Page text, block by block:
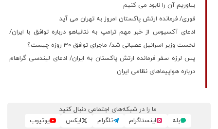
بیاوریم آن را نابود می کنیم
فوری/ فرمانده ارتش پاکستان امروز به تهران می آید
ادعای آکسیوس از خبر مهم ترامپ به نتانیاهو درباره توافق با ایران/
نخست وزیر اسرائیل عصبانی شد/ ماجرای توافق 30 روزه چیست؟
پس لرزه سفر فرمانده ارتش پاکستان به ایران/ ادعای لیندسی گراهام
درباره هواپیماهای نظامی ایران
ما را در شبکه‌های اجتماعی دنبال کنید
بله
اینستاگرام تلگرام ایکس یوتیوب